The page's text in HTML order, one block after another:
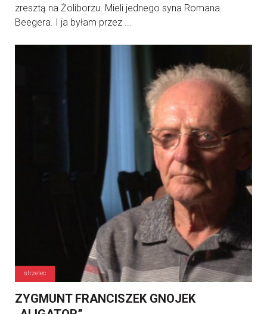
zresztą na Żoliborzu. Mieli jednego syna Romana
Beegera. I ja byłam przez ...
strzelec
ZYGMUNT FRANCISZEK GNOJEK